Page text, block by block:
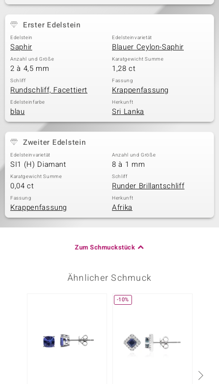
Erster Edelstein
Edelstein
Saphir
Edelsteinvarietät
Blauer Ceylon-Saphir
Anzahl und Größe
2 à 4,5 mm
Karatgewicht Summe
1,28 ct
Schliff
Rundschliff, Facettiert
Fassung
Krappenfassung
Edelsteinfarbe
blau
Herkunft
Sri Lanka
Zweiter Edelstein
Edelsteinvarietät
SI1 (H) Diamant
Anzahl und Größe
8 à 1 mm
Karatgewicht Summe
0,04 ct
Schliff
Runder Brillantschliff
Fassung
Krappenfassung
Herkunft
Afrika
Zum Schmuckstück
Ähnlicher Schmuck
-10%